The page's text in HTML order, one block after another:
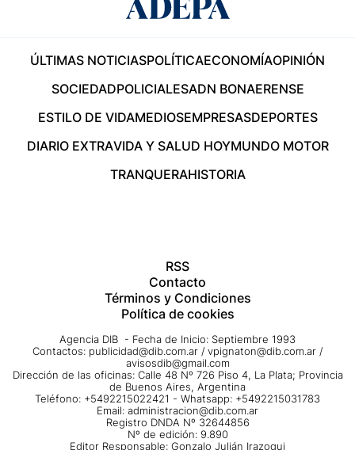
ÚLTIMAS NOTICIASPOLÍTICAECONOMÍAOPINIÓN
SOCIEDADPOLICIALESADN BONAERENSE
ESTILO DE VIDAMEDIOSEMPRESASDEPORTES
DIARIO EXTRAVIDA Y SALUD HOYMUNDO MOTOR
TRANQUERAHISTORIA
RSS
Contacto
Términos y Condiciones
Política de cookies
Agencia DIB - Fecha de Inicio: Septiembre 1993
Contactos: publicidad@dib.com.ar / vpignaton@dib.com.ar /
avisosdib@gmail.com
Dirección de las oficinas: Calle 48 Nº 726 Piso 4, La Plata; Provincia
de Buenos Aires, Argentina
Teléfono: +5492215022421 - Whatsapp: +5492215031783
Email: administracion@dib.com.ar
Registro DNDA Nº 32644856
Nº de edición: 9.890
Editor Responsable: Gonzalo Julián Irazoqui